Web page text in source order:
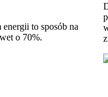
to sposób na
o 70%.